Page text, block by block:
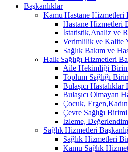
Başkanlıklar
Kamu Hastane Hizmetleri
Hastane Hizmetleri
İstatistik,Analiz ve
Verimlilik ve Kalite
Sağlık Bakım ve
Halk Sağlığı Hizmetleri
Aile Hekimliği
Toplum Sağlığı
Bulaşıcı Hastalıklar
Bulaşıcı Olmayan
Çocuk,
Çevre Sağlığı Birimi
İzleme,
Sağlık Hizmetleri
Sağlık Hizmetleri
Kamu Sağlık